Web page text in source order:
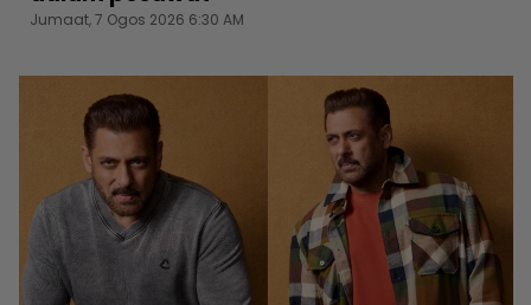
Jumaat, 7 Ogos 2026 6:30 AM